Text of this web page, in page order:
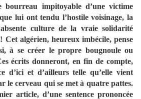
impitoyable d’une victime
lui ont tendu l’hostile voisinage, la
culture de la vraie solidarité
Cet algérien, heureux imbécile, pense
à se créer le propre bougnoule ou
écrits donneront, en fin de compte,
d’ici et d’ailleurs telle qu’elle vient
le cerveau qui se met à quatre pattes.
article, d’une sentence prononcée